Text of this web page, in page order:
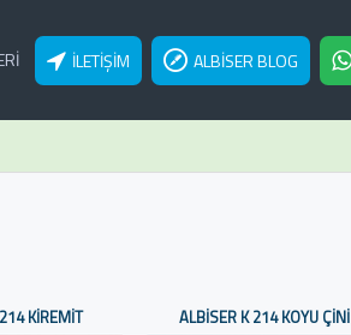
İLETIŞIM ALBISER BLOG
KIREMIT ALBISER K 214 KOYU ÇINI